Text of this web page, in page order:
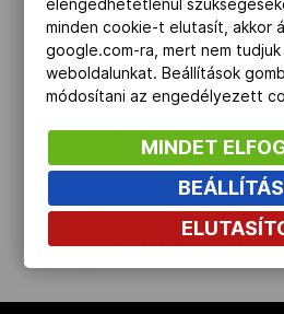
(Forrás: MTI)
OLIMPIAI SPORT
VISSZA AZ
OLDALRA
elengedhetetlenül
minden cookie-t elutasít, akkor
google.com-ra, mert nem
weboldalunkat. Beállítások
módosítani az engedélyezett
MINDET